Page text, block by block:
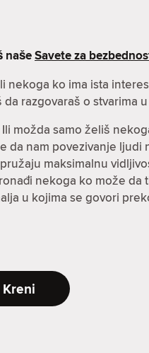
našeSavete za
ko ima ista
razgovaraš o stvarima
možda samo želiš
nam povezivanje ljudi
maksimalnu
nekoga ko može
u kojima se govori
Kreni